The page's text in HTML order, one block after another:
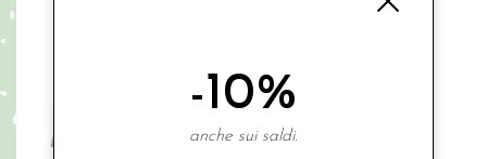
-10%
anche sui saldi.